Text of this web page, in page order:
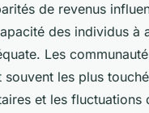
de revenus
des individus à
Les
souvent les plus
et les fluctuations